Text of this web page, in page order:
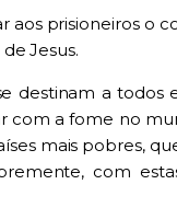
aos prisioneiros o
Jesus.
destinam a todos
com a fome no
mais pobres,
com